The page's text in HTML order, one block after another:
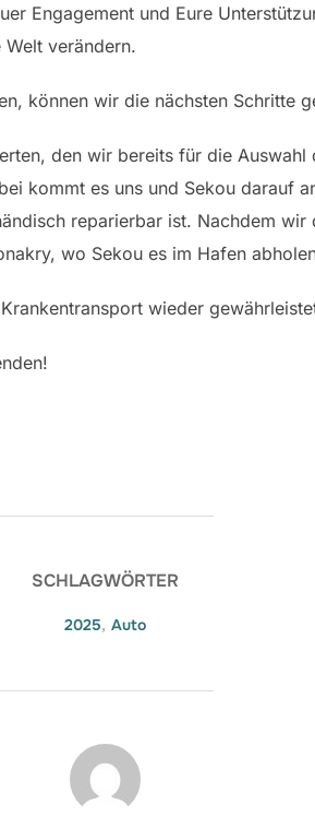
Engagement und Eure
verändern.
können wir die nächsten Schritte
den wir bereits für die
kommt es uns und Sekou darauf
reparierbar ist. Nachdem
wo Sekou es im Hafen
wieder
SCHLAGWÖRTER
2025, Auto
BEITRAGSAUTOR